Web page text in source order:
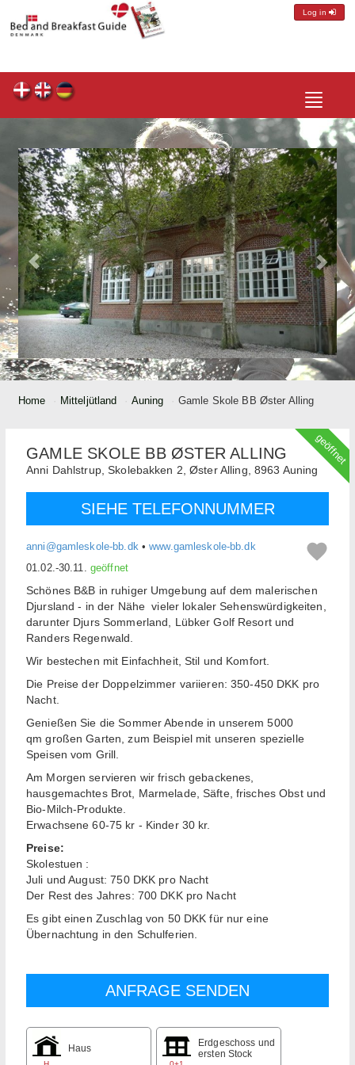
Log in
Toggle
Home Mitteljütland Auning Gamle Skole BB Øster Alling
geöffnet
GAMLE SKOLE BB ØSTER ALLING
Anni Dahlstrup,Skolebakken 2, Øster Alling, 8963 Auning
SIEHE TELEFONNUMMER
anni@gamleskole-bb.dk•www.gamleskole-bb.dk
01.02.-30.11. geöffnet
Schönes B&B in ruhiger Umgebung auf dem malerischen
Djursland - in der Nähe vieler lokaler Sehenswürdigkeiten,
darunter Djurs Sommerland, Lübker Golf Resort und
Randers Regenwald.
Wir bestechen mit Einfachheit, Stil und Komfort.
Die Preise der Doppelzimmer variieren: 350-450 DKK pro
Nacht.
Genießen Sie die Sommer Abende in unserem 5000
qm großen Garten, zum Beispiel mit unseren spezielle
Speisen vom Grill.
Am Morgen servieren wir frisch gebackenes,
hausgemachtes Brot, Marmelade, Säfte, frisches Obst und
Bio-Milch-Produkte.
Erwachsene 60-75 kr - Kinder 30 kr.
Preise:
Skolestuen :
Juli und August: 750 DKK pro Nacht
Der Rest des Jahres: 700 DKK pro Nacht
Es gibt einen Zuschlag von 50 DKK für nur eine
Übernachtung in den Schulferien.
Haus
Erdgeschoss und
ersten Stock